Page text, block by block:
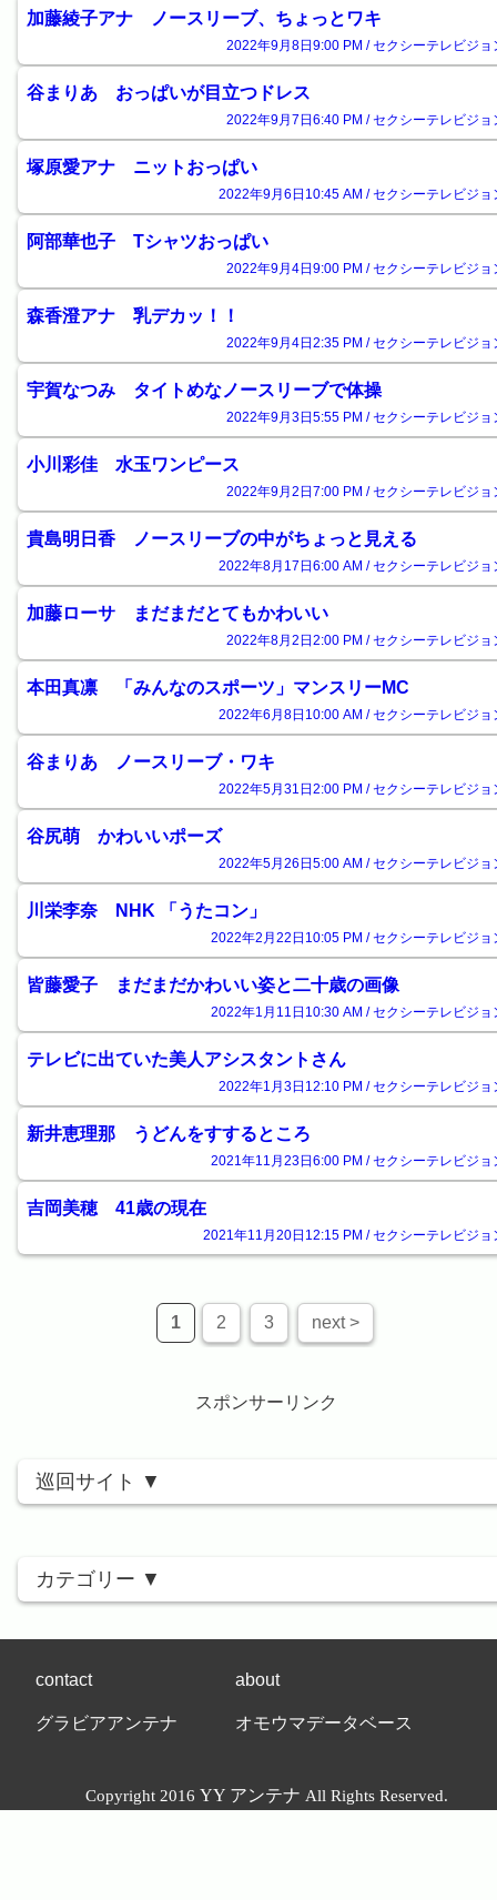
加藤綾子アナ ノースリーブ、ちょっとワキ
2022年9月8日9:00 PM / セクシーテレビジョ
谷まりあ おっぱいが目立つドレス
2022年9月7日6:40 PM / セクシーテレビジョ
塚原愛アナ ニットおっぱい
2022年9月6日10:45 AM / セクシーテレビジョ
阿部華也子 Tシャツおっぱい
2022年9月4日9:00 PM / セクシーテレビジョ
森香澄アナ 乳デカッ！！
2022年9月4日2:35 PM / セクシーテレビジョ
宇賀なつみ タイトめなノースリーブで体操
2022年9月3日5:55 PM / セクシーテレビジョ
小川彩佳 水玉ワンピース
2022年9月2日7:00 PM / セクシーテレビジョ
貴島明日香 ノースリーブの中がちょっと見える
2022年8月17日6:00 AM / セクシーテレビジョ
加藤ローサ まだまだとてもかわいい
2022年8月2日2:00 PM / セクシーテレビジョ
本田真凛 「みんなのスポーツ」マンスリーMC
2022年6月8日10:00 AM / セクシーテレビジョ
谷まりあ ノースリーブ・ワキ
2022年5月31日2:00 PM / セクシーテレビジョ
谷尻萌 かわいいポーズ
2022年5月26日5:00 AM / セクシーテレビジョ
川栄李奈 NHK 「うたコン」
2022年2月22日10:05 PM / セクシーテレビジョ
皆藤愛子 まだまだかわいい姿と二十歳の画像
2022年1月11日10:30 AM / セクシーテレビジョ
テレビに出ていた美人アシスタントさん
2022年1月3日12:10 PM / セクシーテレビジョ
新井恵理那 うどんをすするところ
2021年11月23日6:00 PM / セクシーテレビジョ
吉岡美穂 41歳の現在
2021年11月20日12:15 PM / セクシーテレビジョ
1 2 3 next >
スポンサーリンク
巡回サイト
カテゴリー
contact about
グラビアアンテナ オモウマデータベース
Copyright 2016 YY アンテナ All Rights Reserved.